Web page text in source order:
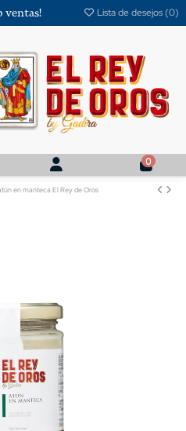
ventas! Lista de desejos (0)
0
en manteca El Rey de Oros